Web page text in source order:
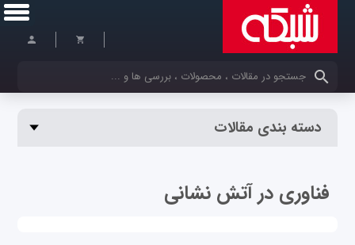
کلمات کلیدی خود را وارد کنید
دسته بندی مقالات
فناوری در آتش نشانی